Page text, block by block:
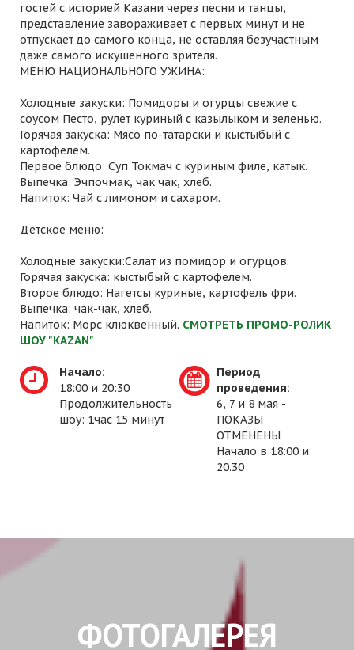
гостей с историей Казани через песни и танцы,
представление завораживает с первых минут и не
отпускает до самого конца, не оставляя безучастным
даже самого искушенного зрителя.
МЕНЮ НАЦИОНАЛЬНОГО УЖИНА:
Холодные закуски: Помидоры и огурцы свежие с
соусом Песто, рулет куриный с казылыком и зеленью.
Горячая закуска: Мясо по-татарски и кыстыбый с
картофелем.
Первое блюдо: Суп Токмач с куриным филе, катык.
Выпечка: Эчпочмак, чак чак, хлеб.
Напиток: Чай с лимоном и сахаром.
Детское меню:
Холодные закуски:Салат из помидор и огурцов.
Горячая закуска: кыстыбый с картофелем.
Второе блюдо: Нагетсы куриные, картофель фри.
Выпечка: чак-чак, хлеб.
Напиток: Морс клюквенный. СМОТРЕТЬ ПРОМО-РОЛИК
ШОУ "KAZAN"
Начало:
18:00 и 20:30
Продолжительность
шоу: 1час 15 минут
Период
проведения:
6, 7 и 8 мая -
ПОКАЗЫ
ОТМЕНЕНЫ
Начало в 18:00 и
20.30
ФОТОГАЛЕРЕЯ